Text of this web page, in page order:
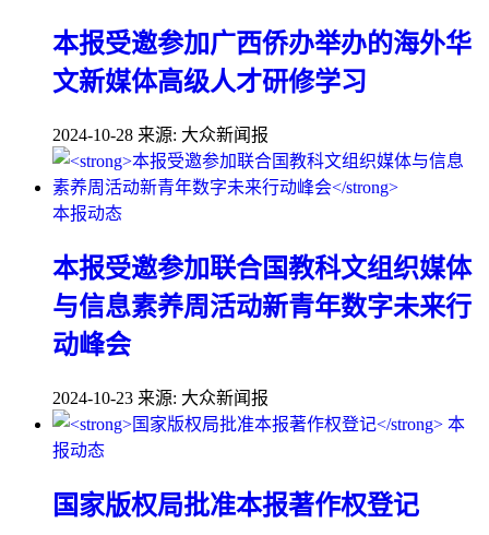
本报受邀参加广西侨办举办的海外华
文新媒体高级人才研修学习
2024-10-28 来源: 大众新闻报
本报动态
本报受邀参加联合国教科文组织媒体
与信息素养周活动新青年数字未来行
动峰会
2024-10-23 来源: 大众新闻报
本
报动态
国家版权局批准本报著作权登记